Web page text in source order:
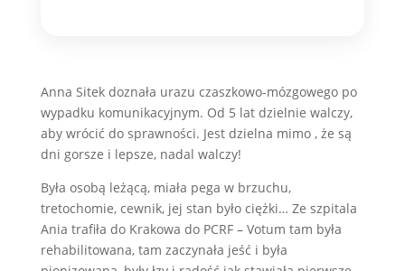
Anna Sitek doznała urazu czaszkowo-mózgowego po
wypadku komunikacyjnym. Od 5 lat dzielnie walczy,
aby wrócić do sprawności. Jest dzielna mimo , że są
dni gorsze i lepsze, nadal walczy!
Była osobą leżącą, miała pega w brzuchu,
tretochomie, cewnik, jej stan było ciężki… Ze szpitala
Ania trafiła do Krakowa do PCRF – Votum tam była
rehabilitowana, tam zaczynała jeść i była